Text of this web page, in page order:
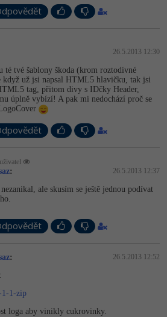
26.5.2013 12:30
té tvé šablony škoda (krom roztodivné
když už jsi napsal HTML5 hlavičku, tak jsi
tag, přitom divy s IDčky Header,
úplně vybízí! A pak mi nedochází proč se
: 26.5.2013 12:37
ale skusím se ještě jednou podívat
: 26.5.2013 12:52
1-zip
loga aby vinikly cukrovinky.